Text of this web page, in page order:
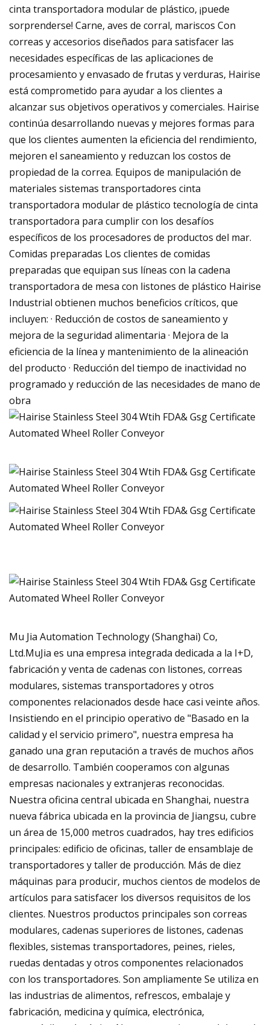
cinta transportadora modular de plástico, ¡puede
sorprenderse! Carne, aves de corral, mariscos Con
correas y accesorios diseñados para satisfacer las
necesidades específicas de las aplicaciones de
procesamiento y envasado de frutas y verduras, Hairise
está comprometido para ayudar a los clientes a
alcanzar sus objetivos operativos y comerciales. Hairise
continúa desarrollando nuevas y mejores formas para
que los clientes aumenten la eficiencia del rendimiento,
mejoren el saneamiento y reduzcan los costos de
propiedad de la correa. Equipos de manipulación de
materiales sistemas transportadores cinta
transportadora modular de plástico tecnología de cinta
transportadora para cumplir con los desafíos
específicos de los procesadores de productos del mar.
Comidas preparadas Los clientes de comidas
preparadas que equipan sus líneas con la cadena
transportadora de mesa con listones de plástico Hairise
Industrial obtienen muchos beneficios críticos, que
incluyen: · Reducción de costos de saneamiento y
mejora de la seguridad alimentaria · Mejora de la
eficiencia de la línea y mantenimiento de la alineación
del producto · Reducción del tiempo de inactividad no
programado y reducción de las necesidades de mano de
obra
Mu Jia Automation Technology (Shanghai) Co,
Ltd.MuJia es una empresa integrada dedicada a la I+D,
fabricación y venta de cadenas con listones, correas
modulares, sistemas transportadores y otros
componentes relacionados desde hace casi veinte años.
Insistiendo en el principio operativo de "Basado en la
calidad y el servicio primero", nuestra empresa ha
ganado una gran reputación a través de muchos años
de desarrollo. También cooperamos con algunas
empresas nacionales y extranjeras reconocidas.
Nuestra oficina central ubicada en Shanghai, nuestra
nueva fábrica ubicada en la provincia de Jiangsu, cubre
un área de 15,000 metros cuadrados, hay tres edificios
principales: edificio de oficinas, taller de ensamblaje de
transportadores y taller de producción. Más de diez
máquinas para producir, muchos cientos de modelos de
artículos para satisfacer los diversos requisitos de los
clientes. Nuestros productos principales son correas
modulares, cadenas superiores de listones, cadenas
flexibles, sistemas transportadores, peines, rieles,
ruedas dentadas y otros componentes relacionados
con los transportadores. Son ampliamente Se utiliza en
las industrias de alimentos, refrescos, embalaje y
fabricación, medicina y química, electrónica,